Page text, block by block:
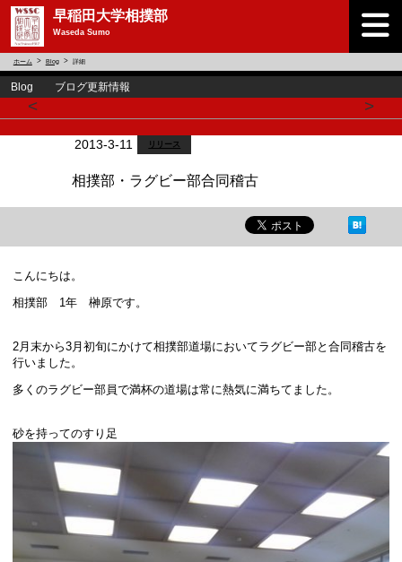
早稲田大学相撲部
Waseda Sumo
ホーム Blog 詳細
Blog ブログ更新情報
< >
2013-3-11 リリース
相撲部・ラグビー部合同稽古
こんにちは。
相撲部 1年 榊原です。
2月末から3月初旬にかけて相撲部道場においてラグビー部と合同稽古を
行いました。
多くのラグビー部員で満杯の道場は常に熱気に満ちてました。
砂を持ってのすり足